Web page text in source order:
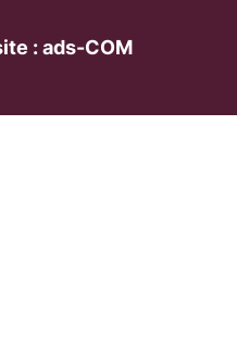
: ads-COM